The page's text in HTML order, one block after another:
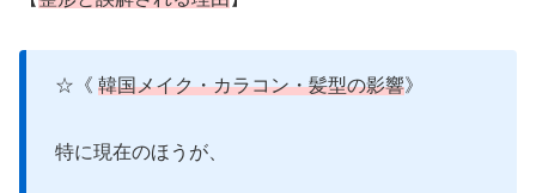
☆《 韓国メイク・カラコン・髪型の影響》
特に現在のほうが、